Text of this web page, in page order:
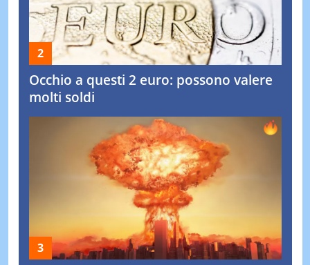
Occhio a questi 2 euro: possono valere
molti soldi